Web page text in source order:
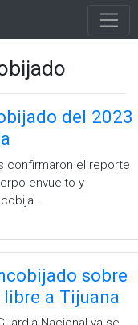
del 2023
confirmaron el reporte
envuelto y
sobre
a Tijuana